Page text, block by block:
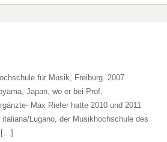
für Musik, Freiburg. 2007
Japan, wo er bei Prof.
Max Riefer hatte 2010 und 2011
Lugano, der Musikhochschule des
[…]